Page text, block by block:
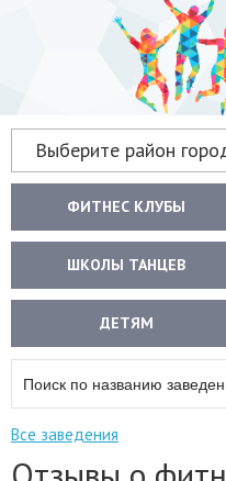
Выберите район
ФИТНЕС КЛУБЫ
ШКОЛЫ ТАНЦЕВ
ДЕТЯМ
Все заведения